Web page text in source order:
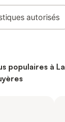
autorisés
populaires à La